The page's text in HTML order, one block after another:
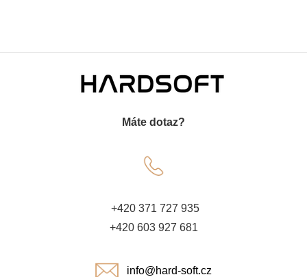
Máte dotaz?
+420 371 727 935
+420 603 927 681
info@hard-soft.cz